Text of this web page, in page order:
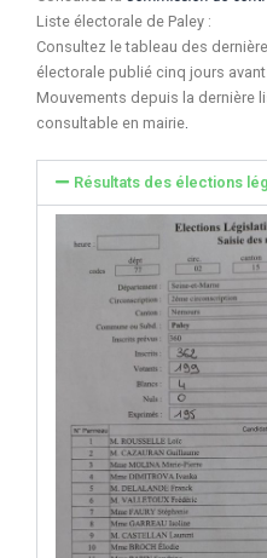
Liste électorale de Paley :
Consultez le tableau des
électorale publié cinq jours
Mouvements depuis la dernière
consultable en mairie.
Résultats des élections